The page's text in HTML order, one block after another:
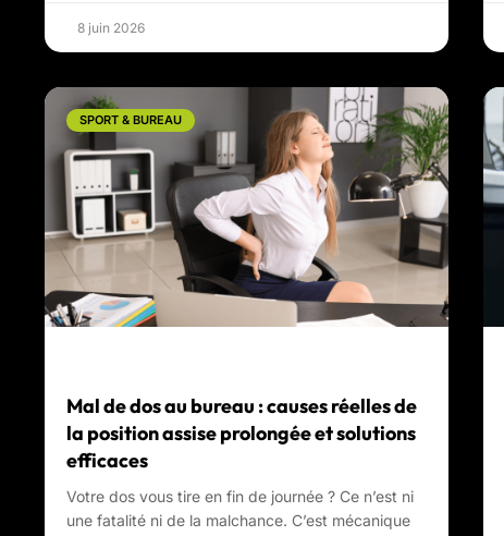
8 juin 2026
SPORT & BUREAU
Mal de dos au bureau : causes réelles de
la position assise prolongée et solutions
efficaces
Votre dos vous tire en fin de journée ? Ce n’est ni
une fatalité ni de la malchance. C’est mécanique